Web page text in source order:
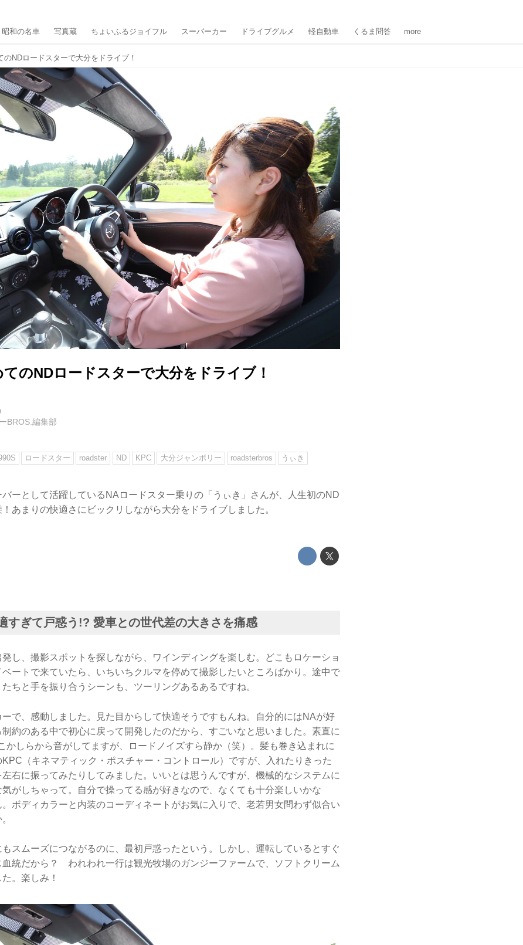
昭和の名車 写真蔵 ちょいふるジョイフル スーパーカー ドライブグルメ 軽自動車 くるま問答 more
のNDロードスターで大分をドライブ！
てのNDロードスターで大分をドライブ！
BROS.編集部
ロードスター roadster ND KPC 大分ジャンボリー roadsterbros うぃき
ーとして活躍しているNAロードスター乗りの「うぃき」さんが、人生初のND
あまりの快適さにビックリしながら大分をドライブしました。
すぎて戸惑う!? 愛車との世代差の大きさを痛感
し、撮影スポットを探しながら、ワインディングを楽しむ。どこもロケーショ
ートで来ていたら、いちいちクルマを停めて撮影したいところばかり。途中で
ちと手を振り合うシーンも、ツーリングあるあるですね。
ーで、感動しました。見た目からして快適そうですもんね。自分的にはNAが好
約のある中で初心に戻って開発したのだから、すごいなと思いました。素直に
かしらから音がしてますが、ロードノイズすら静か（笑）。髪も巻き込まれに
KPC（キネマティック・ポスチャー・コントロール）ですが、入れたりきった
左右に振ってみたりしてみました。いいとは思うんですが、機械的なシステムに
がしちゃって。自分で操ってる感が好きなので、なくても十分楽しいかな
。ボディカラーと内装のコーディネートがお気に入りで、老若男女問わず似合い
スムーズにつながるのに、最初戸惑ったという。しかし、運転しているとすぐ
血統だから？ われわれ一行は観光牧場のガンジーファームで、ソフトクリーム
。楽しみ！